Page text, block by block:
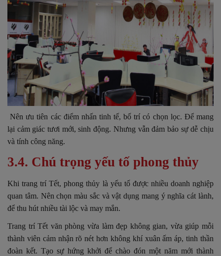
Nên ưu tiên các điểm nhấn tinh tế, bố trí có chọn lọc. Để mang
lại cảm giác tươi mới, sinh động. Nhưng vẫn đảm bảo sự dễ chịu
và tính công năng.
3.4. Chú trọng yếu tố phong thủy
Khi trang trí Tết, phong thủy là yếu tố được nhiều doanh nghiệp
quan tâm. Nên chọn màu sắc và vật dụng mang ý nghĩa cát lành,
để thu hút nhiều tài lộc và may mắn.
Trang trí Tết văn phòng vừa làm đẹp không gian, vừa giúp mỗi
thành viên cảm nhận rõ nét hơn không khí xuân ấm áp, tinh thần
đoàn kết. Tạo sự hứng khởi để chào đón một năm mới thành